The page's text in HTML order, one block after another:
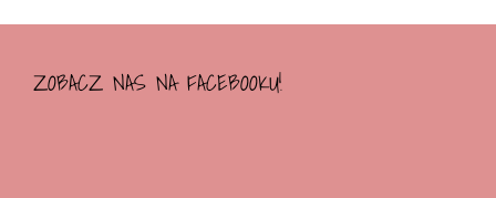
ZOBACZ NAS NA FACEBOOKU!